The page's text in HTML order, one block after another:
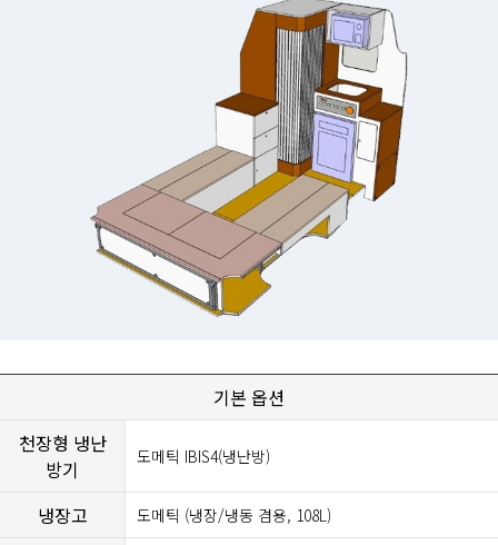
기본 옵션
천장형 냉난
방기
도메틱 IBIS4(냉난방)
냉장고 도메틱 (냉장/냉동 겸용, 108L)